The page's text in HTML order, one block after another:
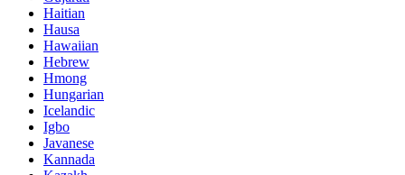
Haitian
Hausa
Hawaiian
Hebrew
Hmong
Hungarian
Icelandic
Igbo
Javanese
Kannada